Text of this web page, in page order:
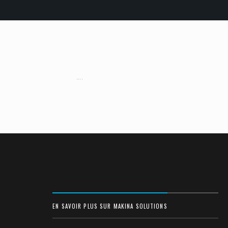
....
EN SAVOIR PLUS SUR MAKINA SOLUTIONS